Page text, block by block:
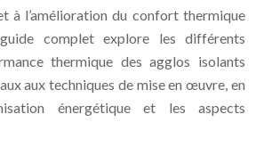
à l’amélioration du confort thermique
complet explore les différents
thermique des agglos isolants
aux techniques de mise en œuvre, en
énergétique et les aspects